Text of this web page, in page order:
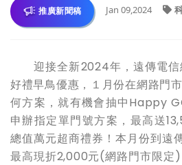
推廣新聞稿 Jan 09,2024
迎接全新2024年，遠傳電信
好禮早鳥優惠，１月份在網路門
何方案，就有機會抽中Happy
申辦指定單門號方案，最高送
總值萬元超商禮券！本月份到遠
最高現折2,000元(網路門市限定